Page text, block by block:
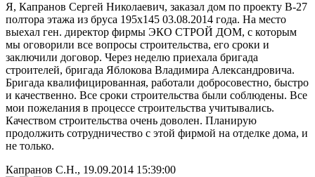
Я, Капранов Сергей Николаевич, заказал дом по проекту В-27
полтора этажа из бруса 195х145 03.08.2014 года. На место
выехал ген. директор фирмы ЭКО СТРОЙ ДОМ, с которым
мы оговорили все вопросы строительства, его сроки и
заключили договор. Через неделю приехала бригада
строителей, бригада Яблокова Владимира Александровича.
Бригада квалифицированная, работали добросовестно, быстро
и качественно. Все сроки строительства были соблюдены. Все
мои пожелания в процессе строительства учитывались.
Качеством строительства очень доволен. Планирую
продолжить сотрудничество с этой фирмой на отделке дома, и
не только.
Капранов С.Н., 19.09.2014 15:39:00